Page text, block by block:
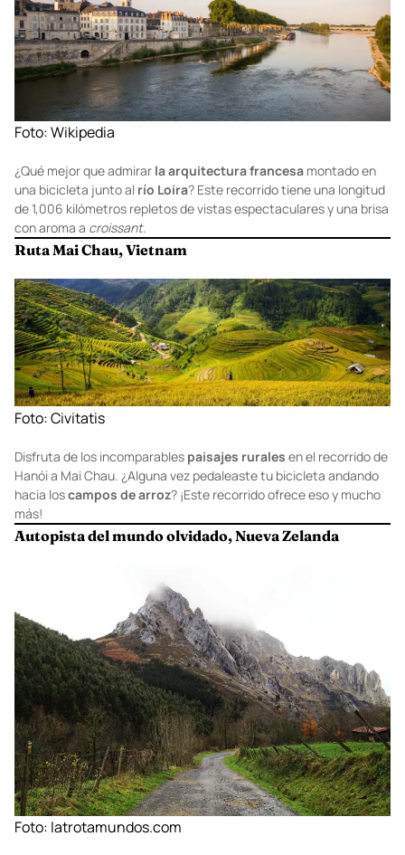
Foto:Wikipedia
¿Qué mejor que admirar la arquitectura francesa montado en
una bicicleta junto al río Loira? Este recorrido tiene una longitud
de 1,006 kilómetros repletos de vistas espectaculares y una brisa
con aroma a croissant.
Ruta Mai Chau, Vietnam
Foto:Civitatis
Disfruta de los incomparables paisajes rurales en el recorrido de
Hanói a Mai Chau. ¿Alguna vez pedaleaste tu bicicleta andando
hacia loscampos de arroz? ¡Este recorrido ofrece eso y mucho
más!
Autopista del mundo olvidado, Nueva Zelanda
Foto: latrotamundos.com